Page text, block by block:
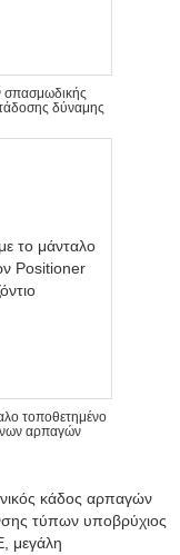
σπασμωδικής
δύναμης
τοποθετημένο
αρπαγών